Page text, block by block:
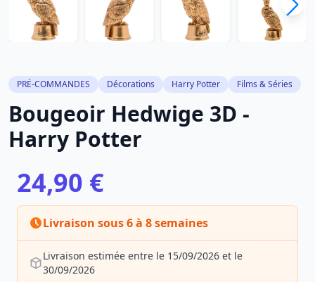
PRÉ-COMMANDES Décorations Harry Potter Films & Séries
Bougeoir Hedwige 3D -
Harry Potter
24,90 €
Livraison sous 6 à 8 semaines
Livraison estimée entre le 15/09/2026 et le
30/09/2026